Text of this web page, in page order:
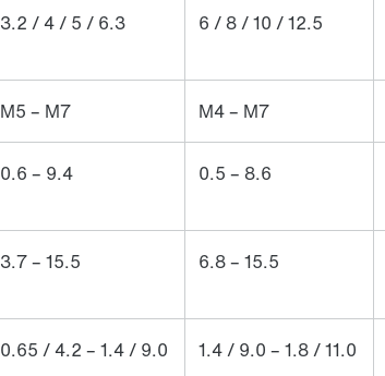
3.2 / 4 / 5 / 6.3 6 / 8 / 10 / 12.5
M5 – M7 M4 – M7
0.6 – 9.4 0.5 – 8.6
3.7 – 15.5 6.8 – 15.5
0.65 / 4.2 – 1.4 / 9.0 1.4 / 9.0 – 1.8 / 11.0